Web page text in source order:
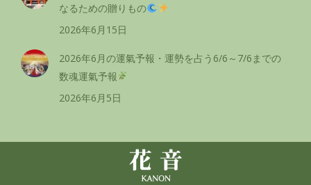
なるための贈りもの
2026年6月15日
2026年6月の運氣予報・運勢を占う6/6～7/6までの
数魂運氣予報
2026年6月5日